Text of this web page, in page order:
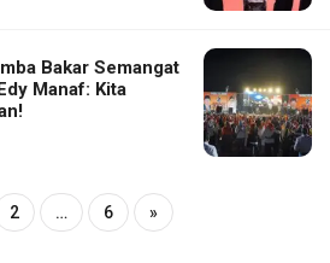
Bakar Semangat
Manaf: Kita
2 … 6 »